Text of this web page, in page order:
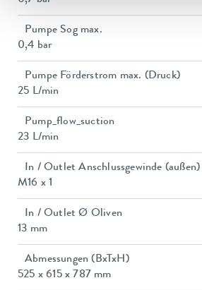
Pumpe Sog max.
0,4 bar
Pumpe Förderstrom max. (Druck)
25 L/min
Pump_flow_suction
23 L/min
In / Outlet Anschlussgewinde (außen)
M16 x 1
In / Outlet Ø Oliven
13 mm
Abmessungen (BxTxH)
525 x 615 x 787 mm